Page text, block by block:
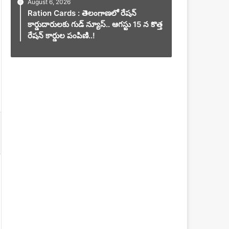
August 6, 2026
Ration Cards : తెలంగాణలో రేషన్
కార్డుదారులకు గుడ్ న్యూస్.. ఆగస్టు 15 న కొత్త
రేషన్ కార్డుల పంపిణి..!